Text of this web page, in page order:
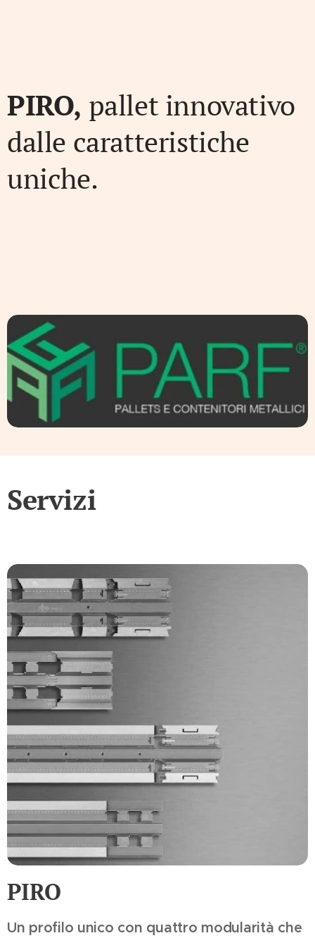
PIRO, pallet innovativo
dalle caratteristiche
uniche.
Servizi
PIRO
Un profilo unico con quattro modularità che